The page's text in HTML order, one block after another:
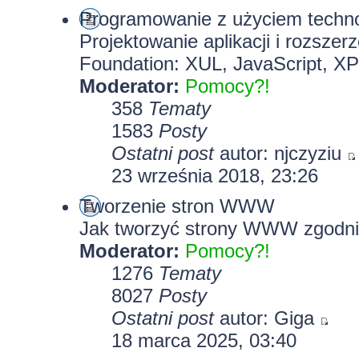
Programowanie z użyciem
Projektowanie aplikacji i
Foundation: XUL, JavaScript,
Moderator: Pomocy?!
358 Tematy
1583 Posty
Ostatni postautor: njczyziu
23 września 2018, 23:26
Tworzenie stron WWW
Jak tworzyć strony WWW
Moderator: Pomocy?!
1276 Tematy
8027 Posty
Ostatni postautor: Giga
18 marca 2025, 03:40